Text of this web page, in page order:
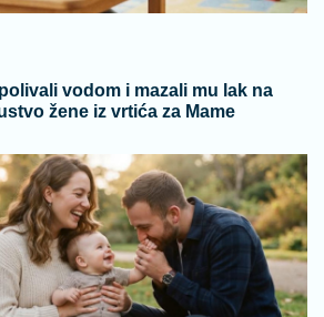
vodom i mazali mu lak na
žene iz vrtića za Mame